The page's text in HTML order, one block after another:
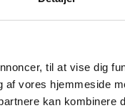
til at vise dig
vores hjemmeside
kan kombinere